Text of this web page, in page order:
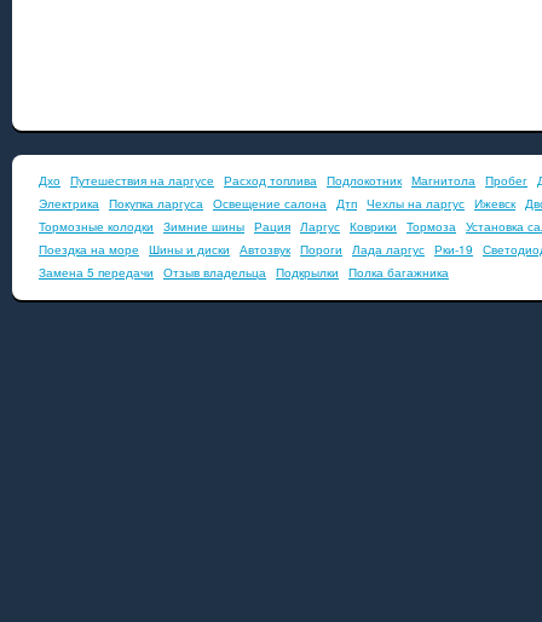
Дхо Путешествия на ларгусе Расход топлива Подлокотник Магнитола Пробег
Электрика Покупка ларгуса Освещение салона Дтп Чехлы на ларгус Ижевск
Тормозные колодки
Зимние шины Рация Ларгус Коврики Тормоза Установка
Поездка на море
Шины и диски Автозвук Пороги Лада ларгус Рки-19
Замена 5 передачи
Отзыв владельца Подкрылки Полка багажника